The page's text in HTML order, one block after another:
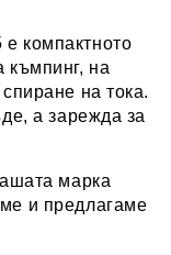
е компактното
къмпинг, на
на тока.
а зарежда за
марка
и предлагаме